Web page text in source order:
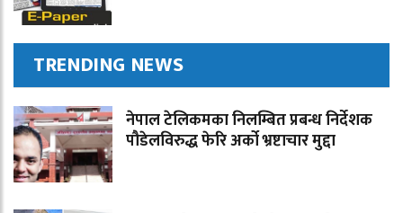
TRENDING NEWS
नेपाल टेलिकमका निलम्बित प्रबन्ध निर्देशक
पौडेलविरुद्ध फेरि अर्को भ्रष्टाचार मुद्दा